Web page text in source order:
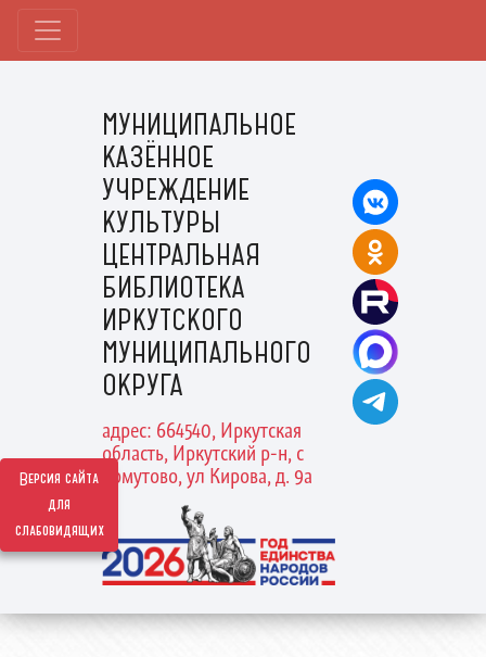
Версия сайта
для
слабовидящих
МУНИЦИПАЛЬНОЕ
КАЗЁННОЕ
УЧРЕЖДЕНИЕ
КУЛЬТУРЫ
ЦЕНТРАЛЬНАЯ
БИБЛИОТЕКА
ИРКУТСКОГО
МУНИЦИПАЛЬНОГО
ОКРУГА
адрес: 664540, Иркутская
область, Иркутский р-н, с
Хомутово, ул Кирова, д. 9а